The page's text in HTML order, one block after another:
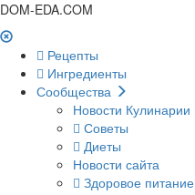
DOM-EDA.COM
Рецепты
Ингредиенты
Сообщества
Новости Кулинарии
Советы
Диеты
Новости сайта
Здоровое питание